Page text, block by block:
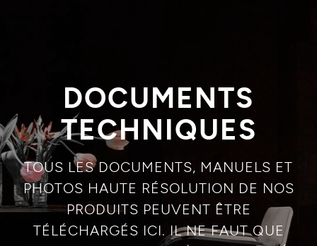
DOCUMENTS
TECHNIQUES
TOUS LES DOCUMENTS, MANUELS ET
PHOTOS HAUTE RÉSOLUTION DE NOS
PRODUITS PEUVENT ÊTRE
TÉLÉCHARGÉS ICI. IL NE FAUT QUE